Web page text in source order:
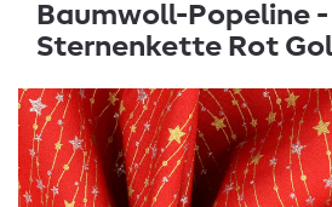
Baumwoll-Popeline -
Sternenkette Rot